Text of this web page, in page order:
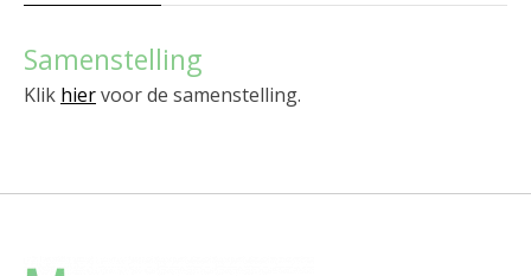
Samenstelling
Klik hiervoor de samenstelling.